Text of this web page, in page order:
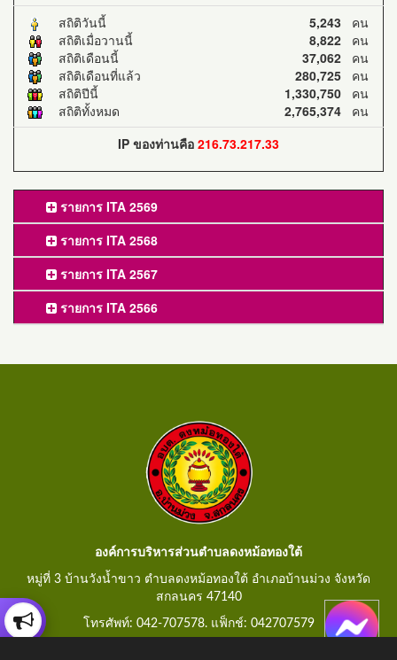
สถิติวันนี้
5,243 คน
สถิติเมื่อวานนี้
8,822 คน
สถิติเดือนนี้
37,062 คน
สถิติเดือนที่แล้ว
280,725 คน
สถิติปีนี้
1,330,750 คน
สถิติทั้งหมด
2,765,374 คน
IP ของท่านคือ 216.73.217.33
รายการ ITA 2569
รายการ ITA 2568
รายการ ITA 2567
รายการ ITA 2566
องค์การบริหารส่วนตำบลดงหม้อทองใต้
หมู่ที่ 3 บ้านวังน้ำขาว ตำบลดงหม้อทองใต้ อำเภอบ้านม่วง จังหวัด
สกลนคร 47140
โทรศัพท์: 042-707578. แฟ็กช์: 042707579